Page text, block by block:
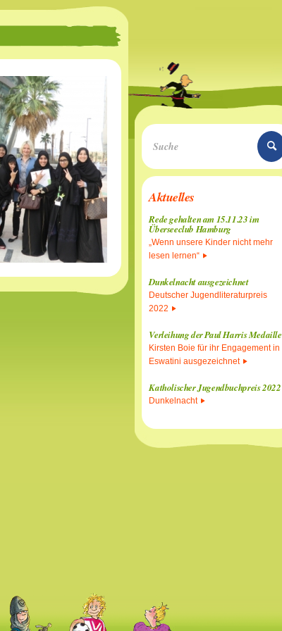
Aktuelles
Rede gehalten am 15.11.23 im
Überseeclub Hamburg
„Wenn unsere Kinder nicht mehr
lesen lernen“
Dunkelnacht ausgezeichnet
Deutscher Jugendliteraturpreis
2022
Verleihung der Paul Harris Medaille
Kirsten Boie für ihr Engagement in
Eswatini ausgezeichnet
Katholischer Jugendbuchpreis 2022
Dunkelnacht